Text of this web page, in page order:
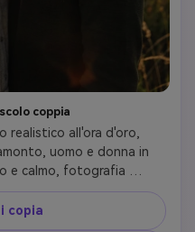
coppia
realistico all'ora d'oro,
uomo e donna in
e calmo, fotografia
campo bassa, toni caldi,
estetica Comatozze
copia